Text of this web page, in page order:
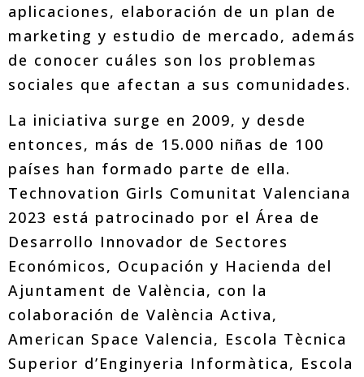
aplicaciones, elaboración de un plan de
marketing y estudio de mercado, además
de conocer cuáles son los problemas
sociales que afectan a sus comunidades.
La iniciativa surge en 2009, y desde
entonces, más de 15.000 niñas de 100
países han formado parte de ella.
Technovation Girls Comunitat Valenciana
2023 está patrocinado por el Área de
Desarrollo Innovador de Sectores
Económicos, Ocupación y Hacienda del
Ajuntament de València, con la
colaboración de València Activa,
American Space Valencia, Escola Tècnica
Superior d’Enginyeria Informàtica, Escola